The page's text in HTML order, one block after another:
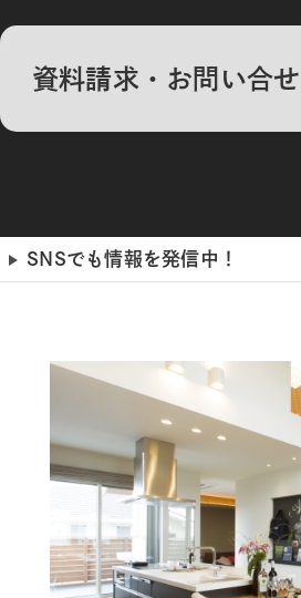
資料請求・お問い合せ
SNSでも情報を発信中！